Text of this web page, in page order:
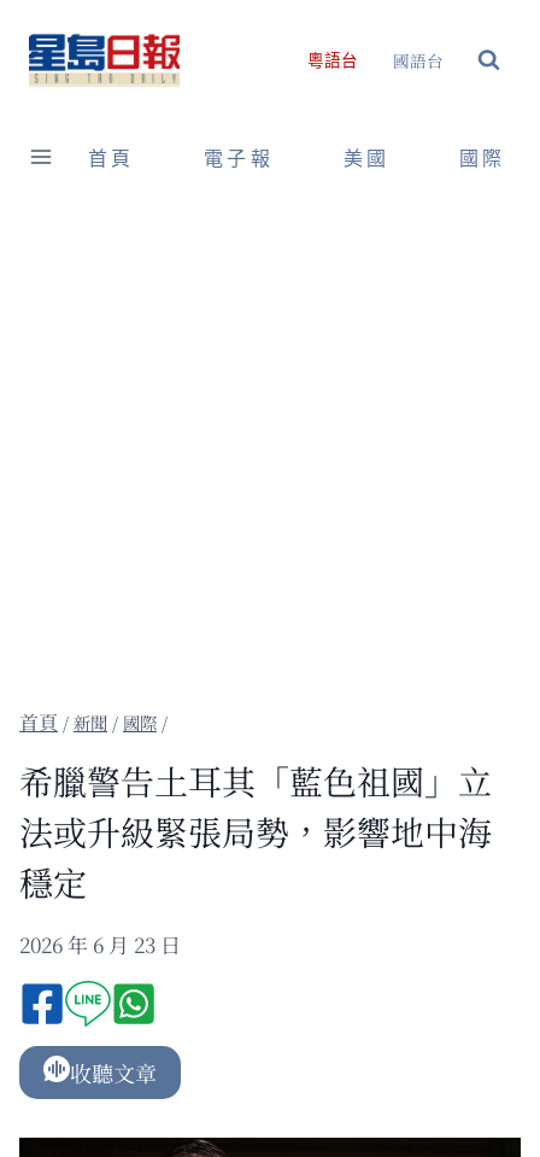
content
粵語台 國語台
首頁 電子報 美國 國際
/新聞 / 國際 /
希臘警告土耳其「藍色祖國」立
法或升級緊張局勢，影響地中海
穩定
2026 年 6 月 23 日
收聽文章